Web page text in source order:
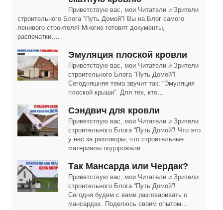
Приветствую вас, мои Читатели и Зрители
строительного Блога “Путь Домой”! Вы на Блог самого
ленивого строителя! Многие готовят документы,
распечатки,…
Эмуляция плоской кровли
Приветствую вас, мои Читатели и Зрители
строительного Блога “Путь Домой”!
Сегодняшняя тема звучит так: “Эмуляция
плоской крыши”. Для тех, кто…
Сэндвич для кровли
Приветствую вас, мои Читатели и Зрители
строительного Блога “Путь Домой”! Что это
у нас за разговоры, что строительные
материалы подорожали…
Так Мансарда или Чердак?
Приветствую вас, мои Читатели и Зрители
строительного Блога “Путь Домой”!
Сегодня будем с вами разговаривать о
мансардах. Поделюсь своим опытом…